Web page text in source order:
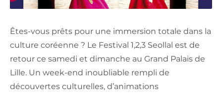
Êtes-vous prêts pour une immersion totale dans la
culture coréenne ? Le Festival 1,2,3 Seollal est de
retour ce samedi et dimanche au Grand Palais de
Lille. Un week-end inoubliable rempli de
découvertes culturelles, d’animations